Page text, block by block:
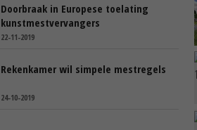
Doorbraak in Europese toelating
kunstmestvervangers
22-11-2019
Rekenkamer wil simpele mestregels
24-10-2019